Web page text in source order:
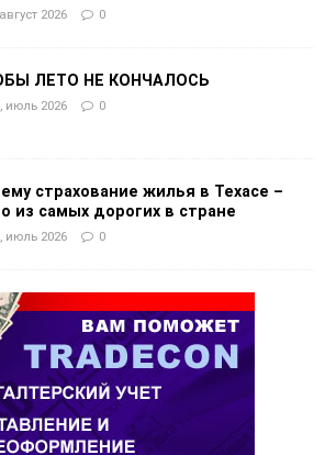
2026 0
ЛЕТО НЕ КОНЧАЛОСЬ
июль 2026 0
страхование жилья в Техасе –
из самых дорогих в стране
июль 2026 0